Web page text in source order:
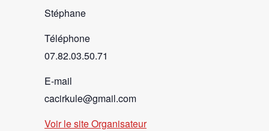
Stéphane
Téléphone
07.82.03.50.71
E-mail
cacirkule@gmail.com
Voir le site Organisateur